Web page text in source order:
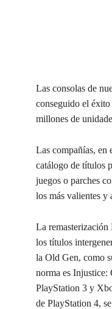
Las consolas de
conseguido el
millones de
Las compañías, en
catálogo de títulos
juegos o parches
los más valientes y
La remasterización
los títulos
la Old Gen, como
norma es Injustice:
PlayStation 3 y
de PlayStation 4,